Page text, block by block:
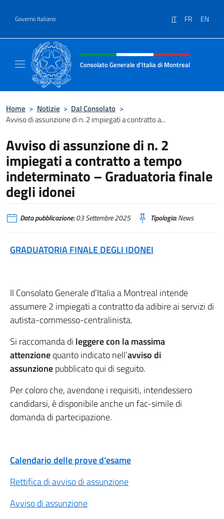
Governo Italiano IT FR EN
Intestazione sito, social e menù
Consolato Generale d'Italia di Montreal
Home > Notizie > Dal Consolato >
Avviso di assunzione di n. 2 impiegati a contratto a...
Avviso di assunzione di n. 2
impiegati a contratto a tempo
indeterminato – Graduatoria finale
degli idonei
Data pubblicazione:03 Settembre 2025 Tipologia:News
GRADUATORIA FINALE DEGLI IDONEI
Il Consolato Generale d’Italia a Montreal intende
assumere 2 impiegati a contratto da adibire ai servizi di
autista-commesso-centralinista.
Si raccomanda di leggere con la massima
attenzionequanto indicato nell’avviso di
assunzionepubblicato qui di seguito.
Per coloro che, avendone i requisiti, intendessero
candidarsi, è disponibile anche un fac-simile di
domanda di partecipazione.
Calendario delle prove d’esame
Rettifica di avviso di assunzione
Avviso di assunzione